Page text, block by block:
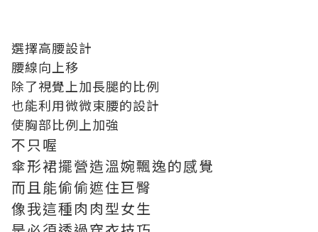
選擇高腰設計
腰線向上移
除了視覺上加長腿的比例
也能利用微微束腰的設計
使胸部比例上加強
不只喔
傘形裙擺營造溫婉飄逸的感覺
而且能偷偷遮住巨臀
像我這種肉肉型女生